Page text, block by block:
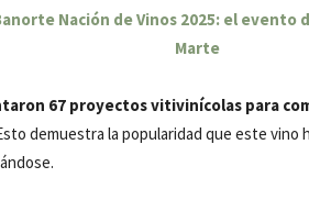
Nación de Vinos 2025: el evento
Marte
67 proyectos vitivinícolas para
demuestra la popularidad que este vino